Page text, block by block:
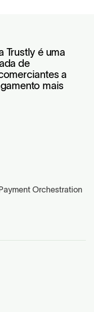
Trustly é uma
de
a
mais
Orchestration